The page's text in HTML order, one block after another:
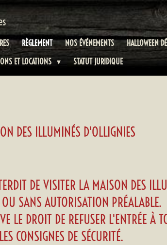
RÈGLEMENT NOS ÉVÉNEMENTS HALLOWEEN
ET LOCATIONS STATUT JURIDIQUE
DES ILLUMINÉS D'OLLIGNIES
DE VISITER LA MAISON DES
OU SANS AUTORISATION PRÉALABLE.
LE DROIT DE REFUSER L'ENTRÉE À
CONSIGNES DE SÉCURITÉ.